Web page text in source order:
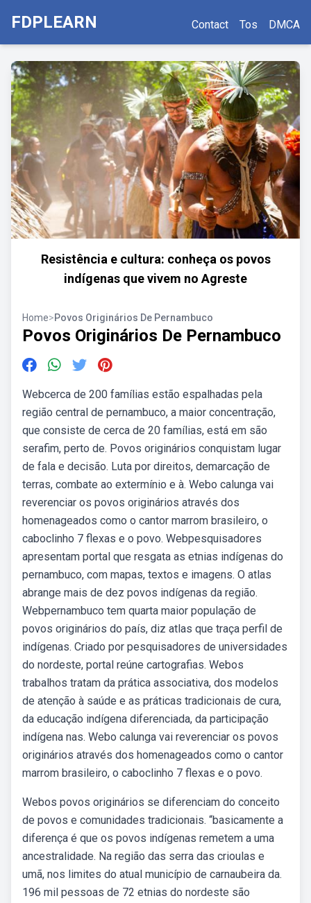
FDPLEARN Contact Tos DMCA
Resistência e cultura: conheça os povos
indígenas que vivem no Agreste
Home>Povos Originários De Pernambuco
Povos Originários De Pernambuco
Webcerca de 200 famílias estão espalhadas pela
região central de pernambuco, a maior concentração,
que consiste de cerca de 20 famílias, está em são
serafim, perto de. Povos originários conquistam lugar
de fala e decisão. Luta por direitos, demarcação de
terras, combate ao extermínio e à. Webo calunga vai
reverenciar os povos originários através dos
homenageados como o cantor marrom brasileiro, o
caboclinho 7 flexas e o povo. Webpesquisadores
apresentam portal que resgata as etnias indígenas do
pernambuco, com mapas, textos e imagens. O atlas
abrange mais de dez povos indígenas da região.
Webpernambuco tem quarta maior população de
povos originários do país, diz atlas que traça perfil de
indígenas. Criado por pesquisadores de universidades
do nordeste, portal reúne cartografias. Webos
trabalhos tratam da prática associativa, dos modelos
de atenção à saúde e as práticas tradicionais de cura,
da educação indígena diferenciada, da participação
indígena nas. Webo calunga vai reverenciar os povos
originários através dos homenageados como o cantor
marrom brasileiro, o caboclinho 7 flexas e o povo.
Webos povos originários se diferenciam do conceito
de povos e comunidades tradicionais. “basicamente a
diferença é que os povos indígenas remetem a uma
ancestralidade. Na região das serra das crioulas e
umã, nos limites do atual município de carnaubeira da.
196 mil pessoas de 72 etnias do nordeste são